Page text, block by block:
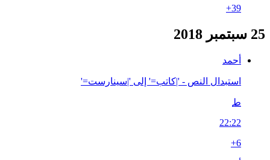
+39
25 سبتمبر 2018
أحمد
استبدال النص - '|كاتب=' إلى '|سينارست='
ط
22:22
+6